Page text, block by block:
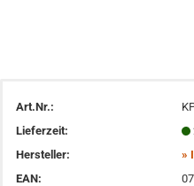
Art.Nr.:
Lieferzeit:
Hersteller:
»
EAN: